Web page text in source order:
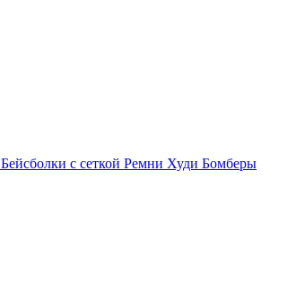
Бейсболки с сеткой Ремни Худи Бомберы